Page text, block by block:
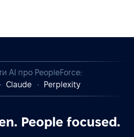
AI про PeopleForce:
Claude Perplexity
People focused.